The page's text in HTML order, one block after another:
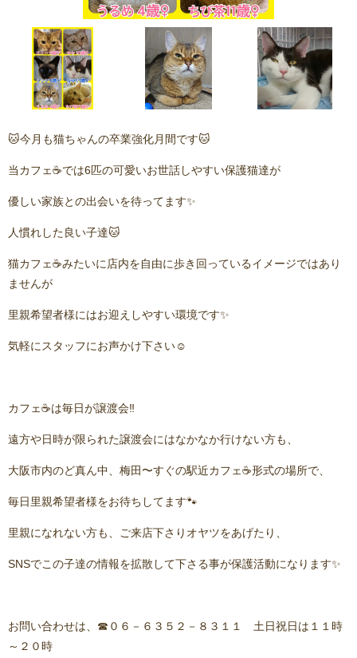
🐱今月も猫ちゃんの卒業強化月間です🐱
当カフェ☕️では6匹の可愛いお世話しやすい保護猫達が
優しい家族との出会いを待ってます✨
人慣れした良い子達🐱
猫カフェ☕️みたいに店内を自由に歩き回っているイメージではあり
ませんが
里親希望者様にはお迎えしやすい環境です✨
気軽にスタッフにお声かけ下さい☺️
カフェ☕️は毎日が譲渡会‼️
遠方や日時が限られた譲渡会にはなかなか行けない方も、
大阪市内のど真ん中、梅田〜すぐの駅近カフェ☕️形式の場所で、
毎日里親希望者様をお待ちしてます🐾
里親になれない方も、ご来店下さりオヤツをあげたり、
SNSでこの子達の情報を拡散して下さる事が保護活動になります✨
お問い合わせは、☎０６－６３５２－８３１１ 土日祝日は１１時
～２０時